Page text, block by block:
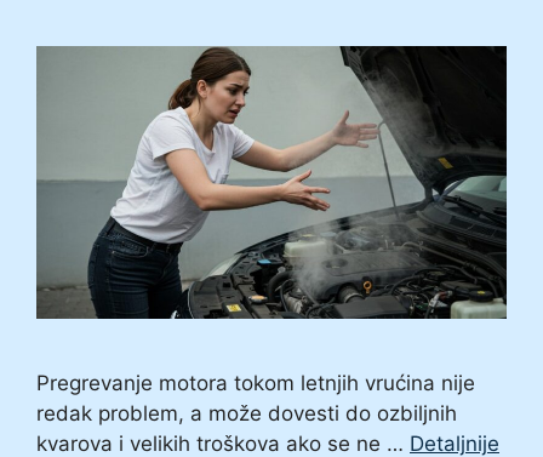
Pregrevanje motora tokom letnjih vrućina nije
redak problem, a može dovesti do ozbiljnih
kvarova i velikih troškova ako se ne … Detaljnije